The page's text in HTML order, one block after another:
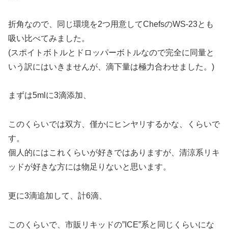
折角なので、同じ環境を2つ用意してChefsのWS-23とも
吸い比べてみました。
(スポイトボトルとドロッパーボトルなので完全に同量と
いう訳にはいきませんが、滴下量は極力合わせました。)
まずは5mlに3滴添加、
このくらいでは双方、僅かにヒンヤリするかな、くらいで
す。
個人的にはこれくらいが好きではありますが、清涼系リキ
ッドが好きな方には物足りないと思います。
更に3滴追加して、計6滴、
このくらいで、市販リキッドの”ICE”系と同じくらいにな